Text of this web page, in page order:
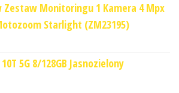
Zestaw Monitoringu 1 Kamera 4 Mpx
Starlight (ZM23195)
5G 8/128GB Jasnozielony